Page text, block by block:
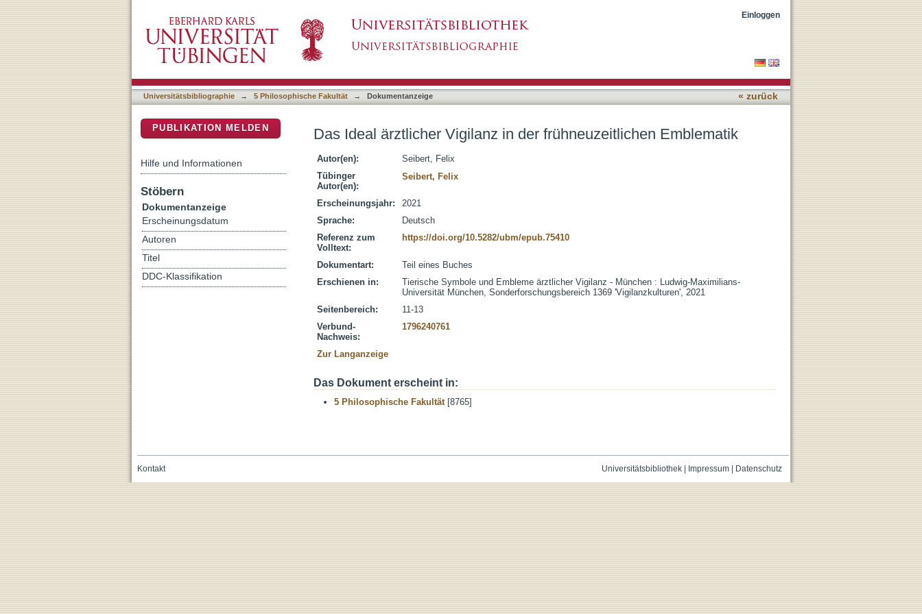
Einloggen
Universitätsbibliographie → 5 Philosophische Fakultät → Dokumentanzeige « zurück
Das Ideal ärztlicher Vigilanz in der frühneuzeitlichen Emblematik
Autor(en):
Seibert, Felix
Tübinger
Autor(en):
Seibert, Felix
Erscheinungsjahr:
2021
Sprache:
Deutsch
Referenz zum
Volltext:
https://doi.org/10.5282/ubm/epub.75410
Dokumentart:
Teil eines Buches
Erschienen in:
Tierische Symbole und Embleme ärztlicher Vigilanz - München : Ludwig-Maximilians-
Universität München, Sonderforschungsbereich 1369 'Vigilanzkulturen', 2021
Seitenbereich:
11-13
Verbund-
Nachweis:
1796240761
Zur Langanzeige
Das Dokument erscheint in:
5 Philosophische Fakultät[8765]
PUBLIKATION MELDEN
Hilfe und Informationen
Stöbern
Dokumentanzeige
Erscheinungsdatum
Autoren
Titel
DDC-Klassifikation
Universitätsbibliothek| Impressum| Datenschutz
Kontakt